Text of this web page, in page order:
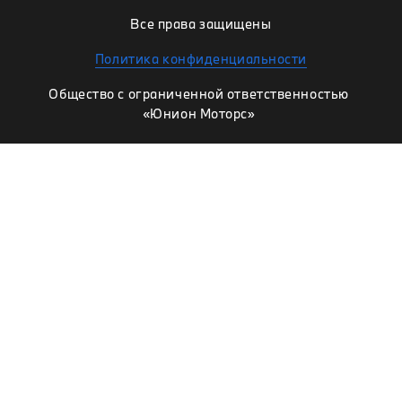
Все права защищены
Политика конфиденциальности
Общество с ограниченной ответственностью
«Юнион Моторс»